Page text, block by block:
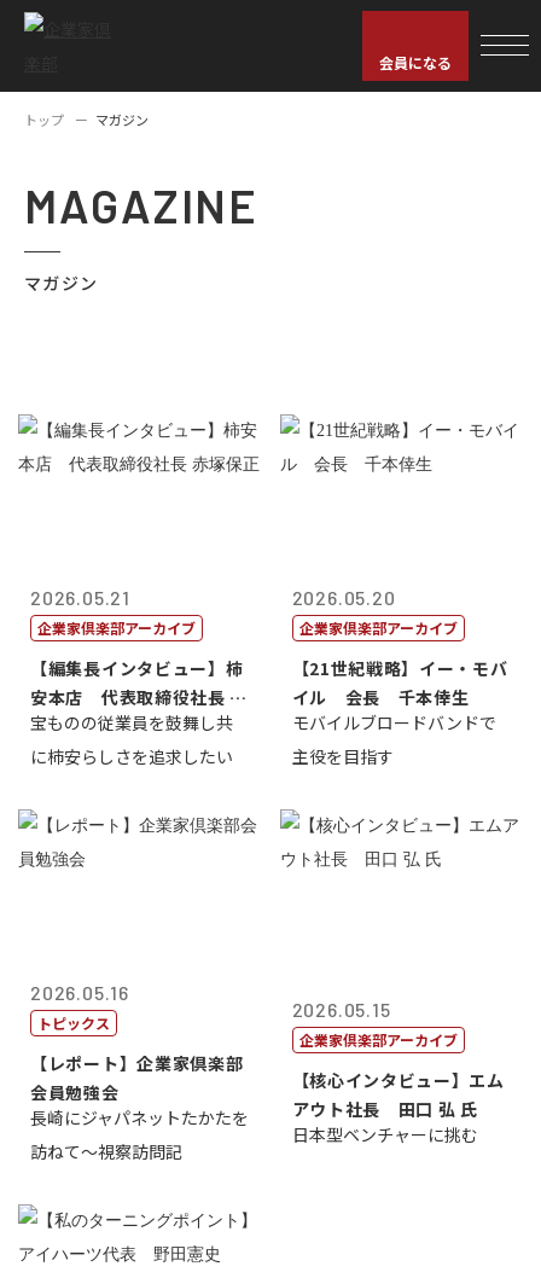
会員になる
トップ マガジン
MAGAZINE
マガジン
2026.05.21
企業家倶楽部アーカイブ
【編集長インタビュー】柿
安本店 代表取締役社長 赤
塚保正
宝ものの従業員を鼓舞し共
に柿安らしさを追求したい
2026.05.20
企業家倶楽部アーカイブ
【21世紀戦略】イー・モバ
イル 会長 千本倖生
モバイルブロードバンドで
主役を目指す
2026.05.16
トピックス
【レポート】企業家倶楽部
会員勉強会
長崎にジャパネットたかたを
訪ねて～視察訪問記
2026.05.15
企業家倶楽部アーカイブ
【核心インタビュー】エム
アウト社長 田口 弘 氏
日本型ベンチャーに挑む